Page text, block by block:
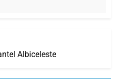
Albiceleste